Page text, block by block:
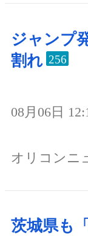
ジャンプ
割れ 256
08月06日
オリコンニ
茨城県も